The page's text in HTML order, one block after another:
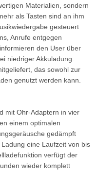
Materialien, sondern
als Tasten sind an ihm
gesteuert
Anrufe entgegen
den User über
niedriger Akkuladung.
das sowohl zur
genutzt werden kann.
mit Ohr-Adaptern in vier
einem optimalen
gedämpft
eine Laufzeit von bis
verfügt der
wieder komplett